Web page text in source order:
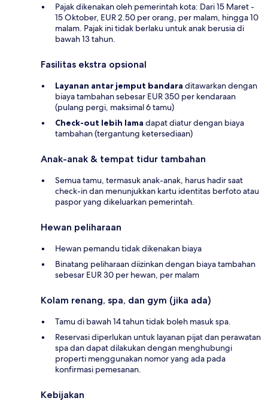
Pajak dikenakan oleh pemerintah kota: Dari 15 Maret -
15 Oktober, EUR 2.50 per orang, per malam, hingga 10
malam. Pajak ini tidak berlaku untuk anak berusia di
bawah 13 tahun.
Fasilitas ekstra opsional
Layanan antar jemput bandara ditawarkan dengan
biaya tambahan sebesar EUR 350 per kendaraan
(pulang pergi, maksimal 6 tamu)
Check-out lebih lama dapat diatur dengan biaya
tambahan (tergantung ketersediaan)
Anak-anak & tempat tidur tambahan
Semua tamu, termasuk anak-anak, harus hadir saat
check-in dan menunjukkan kartu identitas berfoto atau
paspor yang dikeluarkan pemerintah.
Hewan peliharaan
Hewan pemandu tidak dikenakan biaya
Binatang peliharaan diizinkan dengan biaya tambahan
sebesar EUR 30 per hewan, per malam
Kolam renang, spa, dan gym (jika ada)
Tamu di bawah 14 tahun tidak boleh masuk spa.
Reservasi diperlukan untuk layanan pijat dan perawatan
spa dan dapat dilakukan dengan menghubungi
properti menggunakan nomor yang ada pada
konfirmasi pemesanan.
Kebijakan